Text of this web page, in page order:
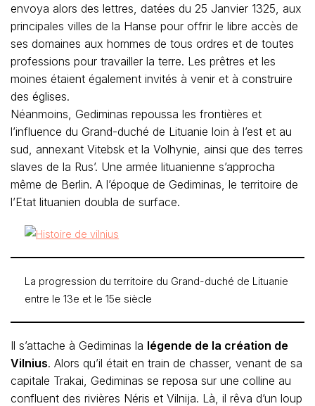
envoya alors des lettres, datées du 25 Janvier 1325, aux
principales villes de la Hanse pour offrir le libre accès de
ses domaines aux hommes de tous ordres et de toutes
professions pour travailler la terre. Les prêtres et les
moines étaient également invités à venir et à construire
des églises.
Néanmoins, Gediminas repoussa les frontières et
l’influence du Grand-duché de Lituanie loin à l’est et au
sud, annexant Vitebsk et la Volhynie, ainsi que des terres
slaves de la Rus’. Une armée lituanienne s’approcha
même de Berlin. A l’époque de Gediminas, le territoire de
l’Etat lituanien doubla de surface.
La progression du territoire du Grand-duché de Lituanie
entre le 13e et le 15e siècle
Il s’attache à Gediminas la légende de la création de
Vilnius. Alors qu’il était en train de chasser, venant de sa
capitale Trakai, Gediminas se reposa sur une colline au
confluent des rivières Néris et Vilnija. Là, il rêva d’un loup